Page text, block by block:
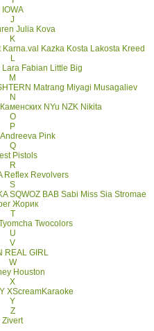
IOWA
J
Julia Kova
K
Karna.val Kazka Kosta Lakosta Kreed
L
Lara Fabian Little Big
M
Matrang Miyagi Musagaliev
N
NYu NZK Nikita
O
P
Pink
Q
Pistols
R
Reflex Revolvers
S
SQWOZ BAB Sabi Miss Sia Stromae
Жорик
T
Twocolors
U
V
REAL GIRL
W
Houston
X
XScreamKaraoke
Y
Z
Zivert